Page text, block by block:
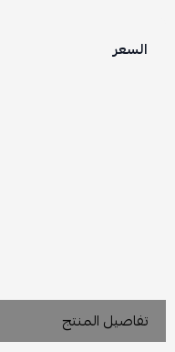
السعر
تفاصيل المنتج